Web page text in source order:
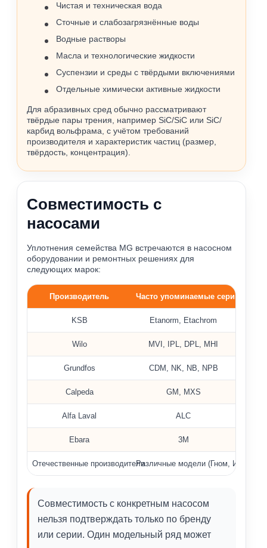
Чистая и техническая вода
Сточные и слабозагрязнённые воды
Водные растворы
Масла и технологические жидкости
Суспензии и среды с твёрдыми включениями
Отдельные химически активные жидкости
Для абразивных сред обычно рассматривают
твёрдые пары трения, например SiC/SiC или SiC/
карбид вольфрама, с учётом требований
производителя и характеристик частиц (размер,
твёрдость, концентрация).
Совместимость с
насосами
Уплотнения семейства MG встречаются в насосном
оборудовании и ремонтных решениях для
следующих марок:
Производитель Часто упоминаемые серии
KSB Etanorm, Etachrom
Wilo MVI, IPL, DPL, MHI
Grundfos CDM, NK, NB, NPB
Calpeda GM, MXS
Alfa Laval ALC
Ebara 3M
Отечественные производителиРазличные модели (Гном, Иртыш,
Совместимость с конкретным насосом
нельзя подтверждать только по бренду
или серии. Один модельный ряд может